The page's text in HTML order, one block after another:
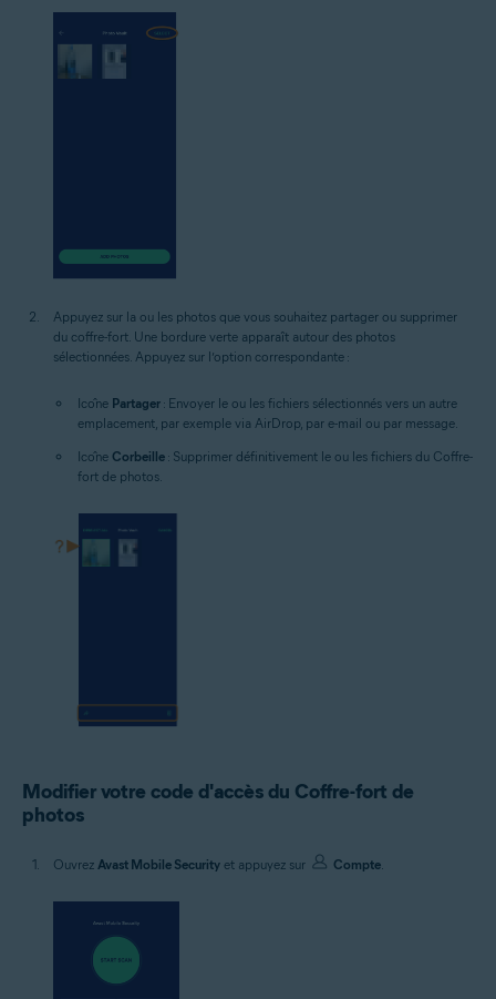
Appuyez sur la ou les photos que vous souhaitez partager ou supprimer
du coffre-fort. Une bordure verte apparaît autour des photos
sélectionnées. Appuyez sur l’option correspondante :
Icône Partager : Envoyer le ou les fichiers sélectionnés vers un autre
emplacement, par exemple via AirDrop, par e-mail ou par message.
Icône Corbeille : Supprimer définitivement le ou les fichiers du Coffre-
fort de photos.
Modifier votre code d'accès du Coffre-fort de
photos
Ouvrez Avast Mobile Security et appuyez sur Compte